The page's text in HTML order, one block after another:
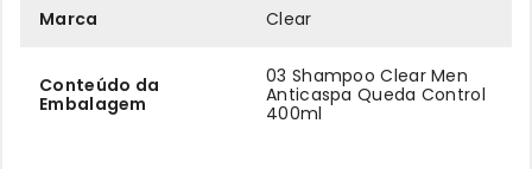
Marca Clear
Conteúdo da
Embalagem
03 Shampoo Clear Men
Anticaspa Queda Control
400ml